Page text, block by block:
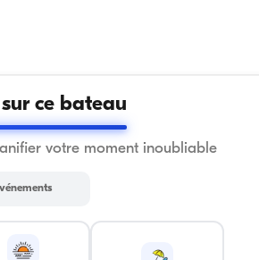
ce bateau
votre moment inoubliable